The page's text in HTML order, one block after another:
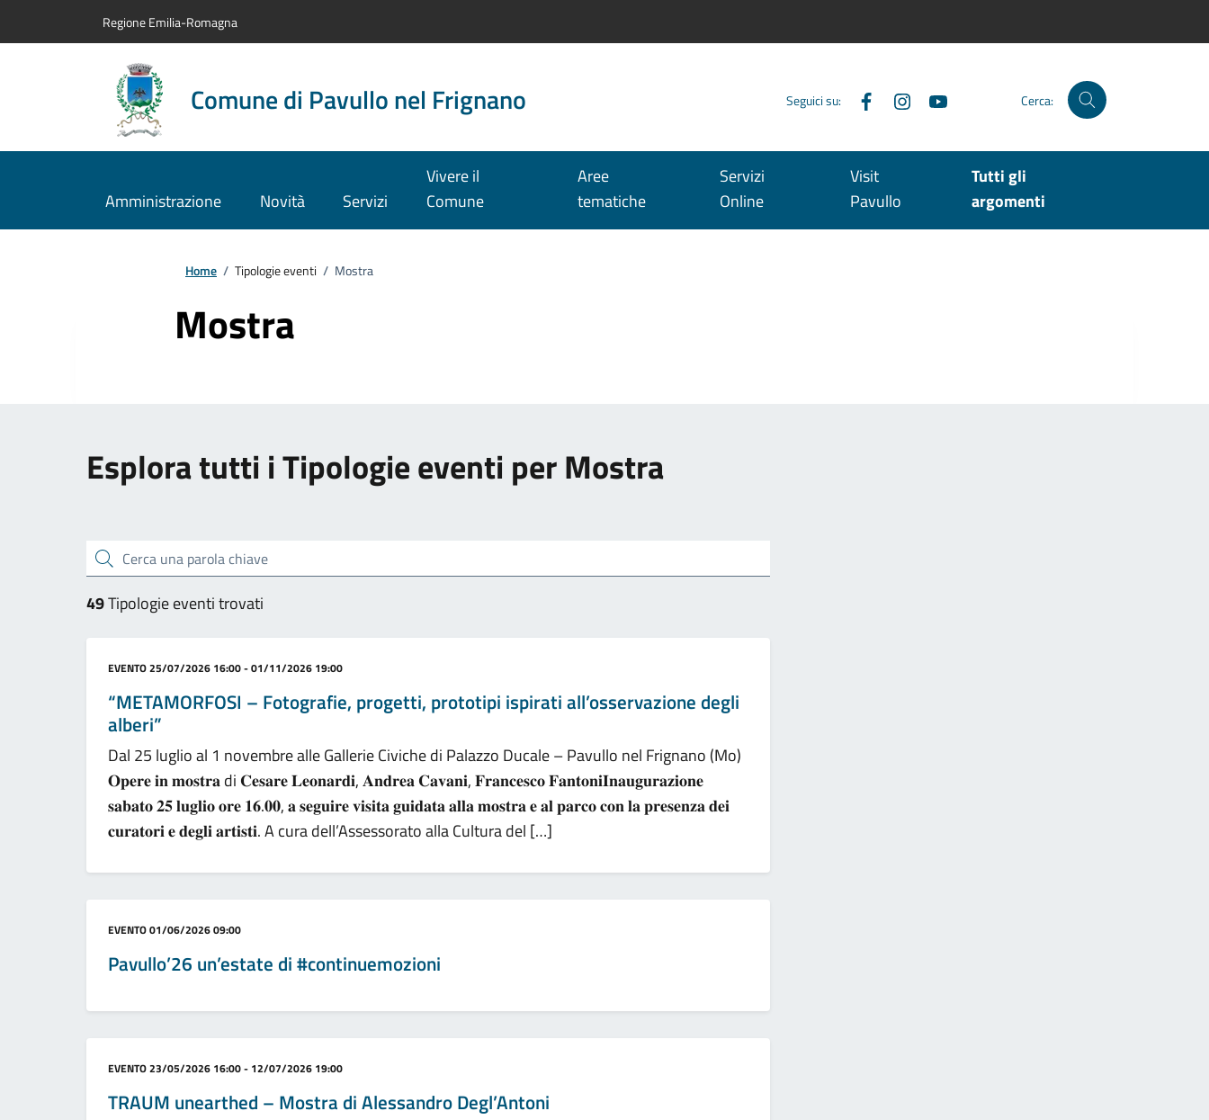
Regione Emilia-Romagna
Comune di Pavullo nel Frignano Seguici su: FacebookInstagram Cerca:
Amministrazione Novità Servizi
Vivere il
Comune
Aree
tematiche
Servizi
Online
Visit
Pavullo
Tutti gli
argomenti
Home / Tipologie eventi / Mostra
Mostra
Esplora tutti i Tipologie eventi per Mostra
Cerca una parola chiave
49Tipologie eventi trovati
Categoria:
EVENTO25/07/2026 16:00 - 01/11/2026 19:00
“METAMORFOSI – Fotografie, progetti, prototipi ispirati all’osservazione degli
alberi”
Dal 25 luglio al 1 novembre alle Gallerie Civiche di Palazzo Ducale – Pavullo nel Frignano (Mo)
𝐎𝐩𝐞𝐫𝐞 𝐢𝐧 𝐦𝐨𝐬𝐭𝐫𝐚 di 𝐂𝐞𝐬𝐚𝐫𝐞 𝐋𝐞𝐨𝐧𝐚𝐫𝐝𝐢, 𝐀𝐧𝐝𝐫𝐞𝐚 𝐂𝐚𝐯𝐚𝐧𝐢, 𝐅𝐫𝐚𝐧𝐜𝐞𝐬𝐜𝐨 𝐅𝐚𝐧𝐭𝐨𝐧𝐢𝐈𝐧𝐚𝐮𝐠𝐮𝐫𝐚𝐳𝐢𝐨𝐧𝐞
𝐬𝐚𝐛𝐚𝐭𝐨 𝟐𝟓 𝐥𝐮𝐠𝐥𝐢𝐨 𝐨𝐫𝐞 𝟏𝟔.𝟎𝟎, 𝐚 𝐬𝐞𝐠𝐮𝐢𝐫𝐞 𝐯𝐢𝐬𝐢𝐭𝐚 𝐠𝐮𝐢𝐝𝐚𝐭𝐚 𝐚𝐥𝐥𝐚 𝐦𝐨𝐬𝐭𝐫𝐚 𝐞 𝐚𝐥 𝐩𝐚𝐫𝐜𝐨 𝐜𝐨𝐧 𝐥𝐚 𝐩𝐫𝐞𝐬𝐞𝐧𝐳𝐚 𝐝𝐞𝐢
𝐜𝐮𝐫𝐚𝐭𝐨𝐫𝐢 𝐞 𝐝𝐞𝐠𝐥𝐢 𝐚𝐫𝐭𝐢𝐬𝐭𝐢. A cura dell’Assessorato alla Cultura del […]
Categoria:
EVENTO01/06/2026 09:00
Pavullo’26 un’estate di #continuemozioni
Categoria:
EVENTO23/05/2026 16:00 - 12/07/2026 19:00
TRAUM unearthed – Mostra di Alessandro Degl’Antoni